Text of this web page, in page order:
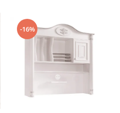
-16%